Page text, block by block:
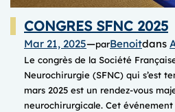
France
CONGRES SFNC 2025
Mar 21, 2025—parBenoitdans
Le congrès de la Société
Neurochirurgie (SFNC) qui s’est
mars 2025 est un rendez-vous
neurochirurgicale. Cet